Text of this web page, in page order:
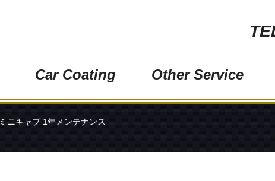
Car Coating
ワンラップコート (オススメ！)
グロスアーマー
Other Service
ペイントプロテクショ
ヘッドライトクリーニ
ミニキャブ 1年メンテナンス